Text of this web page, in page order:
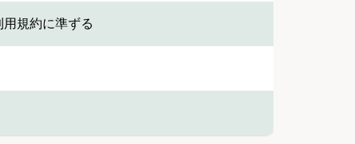
規約に準ずる